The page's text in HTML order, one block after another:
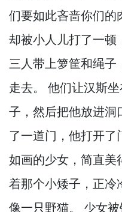
们要如此吝啬你们的
却被小人儿打了一顿
三人带上箩筐和绳子
走去。
他们让汉斯坐
子， 然后把他放进洞
了一道门， 他打开了
如画的少女， 简直美
着那个小矮子， 正冷
像一只野猫。
少女被